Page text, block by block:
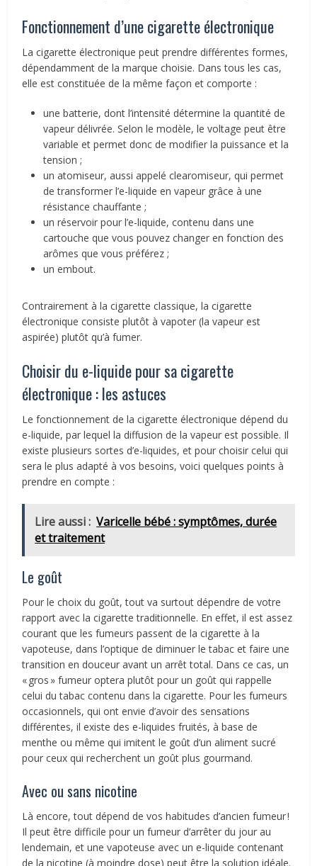
Fonctionnement d’une cigarette électronique
La cigarette électronique peut prendre différentes formes,
dépendamment de la marque choisie. Dans tous les cas,
elle est constituée de la même façon et comporte :
une batterie, dont l’intensité détermine la quantité de
vapeur délivrée. Selon le modèle, le voltage peut être
variable et permet donc de modifier la puissance et la
tension ;
un atomiseur, aussi appelé clearomiseur, qui permet
de transformer l’e-liquide en vapeur grâce à une
résistance chauffante ;
un réservoir pour l’e-liquide, contenu dans une
cartouche que vous pouvez changer en fonction des
arômes que vous préférez ;
un embout.
Contrairement à la cigarette classique, la cigarette
électronique consiste plutôt à vapoter (la vapeur est
aspirée) plutôt qu’à fumer.
Choisir du e-liquide pour sa cigarette
électronique : les astuces
Le fonctionnement de la cigarette électronique dépend du
e-liquide, par lequel la diffusion de la vapeur est possible. Il
existe plusieurs sortes d’e-liquides, et pour choisir celui qui
sera le plus adapté à vos besoins, voici quelques points à
prendre en compte :
Lire aussi : Varicelle bébé : symptômes, durée
et traitement
Le goût
Pour le choix du goût, tout va surtout dépendre de votre
rapport avec la cigarette traditionnelle. En effet, il est assez
courant que les fumeurs passent de la cigarette à la
vapoteuse, dans l’optique de diminuer le tabac et faire une
transition en douceur avant un arrêt total. Dans ce cas, un
« gros » fumeur optera plutôt pour un goût qui rappelle
celui du tabac contenu dans la cigarette. Pour les fumeurs
occasionnels, qui ont envie d’avoir des sensations
différentes, il existe des e-liquides fruités, à base de
menthe ou même qui imitent le goût d’un aliment sucré
pour ceux qui recherchent un goût plus gourmand.
Avec ou sans nicotine
Là encore, tout dépend de vos habitudes d’ancien fumeur !
Il peut être difficile pour un fumeur d’arrêter du jour au
lendemain, et une vapoteuse avec un e-liquide contenant
de la nicotine (à moindre dose) peut être la solution idéale.